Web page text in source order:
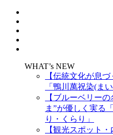
WHAT’s NEW
【伝統文化が息
「鴨川萬祝染(ま
【ブルーベリー
ま”が優しく実る
り・くらり」
【観光スポット